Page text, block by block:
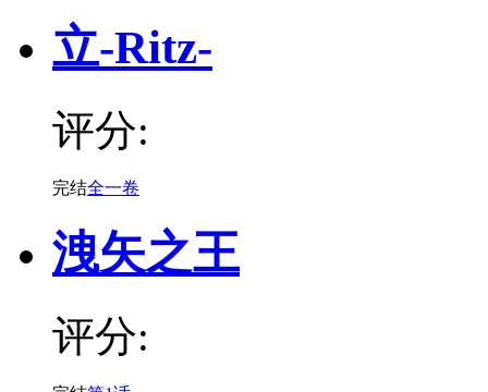
立-Ritz-
评分:
完结全一卷
洩矢之王
评分: